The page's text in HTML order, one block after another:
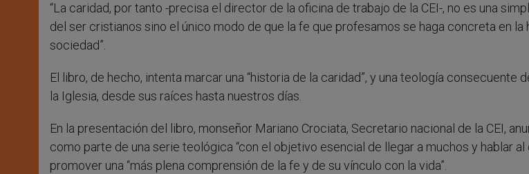
“La caridad, por tanto -precisa el director de la oficina de trabajo de la CEI-, no es una
del ser cristianos sino el único modo de que la fe que profesamos se haga concreta en la
sociedad”.
El libro, de hecho, intenta marcar una “historia de la caridad”, y una teología consecuente
la Iglesia, desde sus raíces hasta nuestros días.
En la presentación del libro, monseñor Mariano Crociata, Secretario nacional de la CEI,
como parte de una serie teológica “con el objetivo esencial de llegar a muchos y hablar al
promover una “más plena comprensión de la fe y de su vínculo con la vida”.